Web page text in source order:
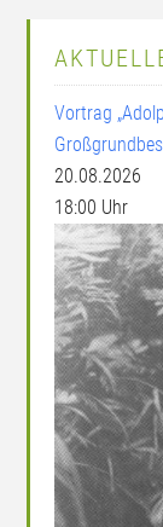
Vortrag
20.08.2026
18:00 Uhr